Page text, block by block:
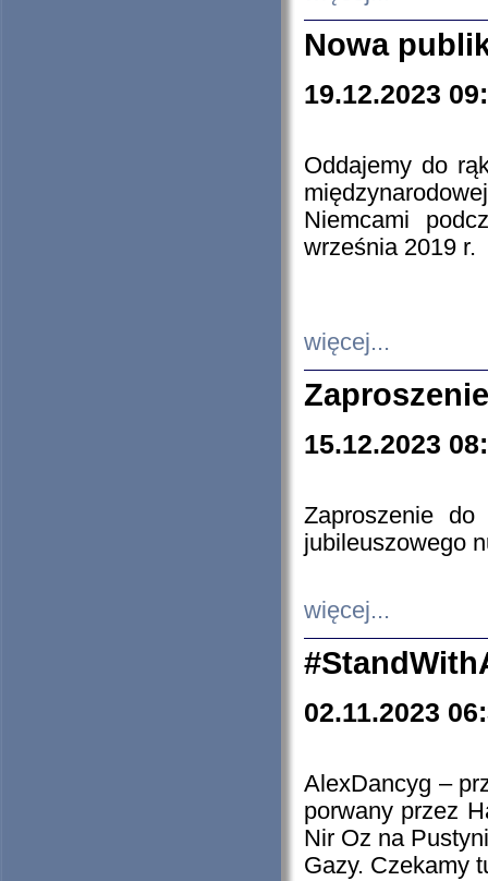
Nowa
19.12.2023
Oddajemy do
Niemcami
września 2019 r.
więcej...
15.12.2023
Zaproszenie do
jubileuszowego
więcej...
02.11.2023
AlexDancyg –
porwany przez
Nir Oz na
Gazy. Czekamy